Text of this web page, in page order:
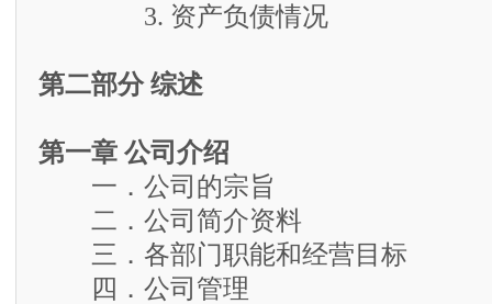
3. 资产负债情况
第二部分 综述
第一章 公司介绍
一．公司的宗旨
二．公司简介资料
三．各部门职能和经营目标
四．公司管理